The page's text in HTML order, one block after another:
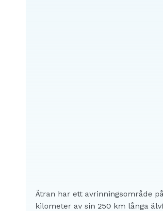
Ätran har ett avrinningsområde
kilometer av sin 250 km långa